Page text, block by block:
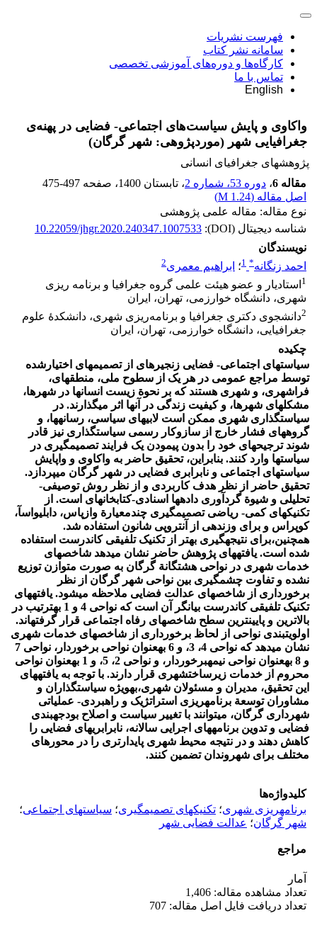
فهرست نشریات
سامانه نشر کتاب
کارگاه‌ها و دوره‌های آموزشی تخصصی
تماس با ما
English
واکاوی و پایش سیاست‌های اجتماعی- فضایی در پهنه‌ی
جغرافیایی شهر (موردپژوهی: شهر گرگان)
پژوهشهای جغرافیای انسانی
مقاله 6
، دوره 53، شماره 2 ، تابستان 1400 ، صفحه 475-497
اصل مقاله (1.24 M
)
نوع مقاله: مقاله علمی پژوهشی
شناسه دیجیتال (DOI):
10.22059/jhgr.2020.240347.1007533
نویسندگان
احمد زنگانه*
1؛ ابراهیم معمری2
1 استادیار و عضو هیئت ‏علمی گروه جغرافیا و برنامه ‏ریزی
شهری، دانشگاه خوارزمی، تهران، ایران
2دانشجوی دکتری جغرافیا و برنامه‌ریزی شهری، دانشکدۀ علوم
جغرافیایی، دانشگاه خوارزمی، تهران، ایران
چکیده
سیاست‏های اجتماعی- فضایی زنجیره‏ای از تصمیم‏های اختیارشده
توسط مراجع عمومی در هر یک از سطوح ملی، منطقه‏ای،
فراشهری، و شهری هستند که بر نحوة زیست انسان‏ها در شهرها،
مشکل‏های شهرها، و کیفیت زندگی در آنها اثر می‏گذارند. در
سیاستگذاری شهری ممکن است لابی‏های سیاسی، رسانه‏ها، و
گروه‏های فشار خارج از سازوکار رسمی سیاست‏گذاری نیز قادر
شوند ترجیح‏های خود را بدون پیمودن یک فرایند تصمیم‏گیری در
سیاست‏ها وارد کنند. بنابراین، تحقیق حاضر به واکاوی و واپایش
سیاست‏های اجتماعی و نابرابری فضایی در شهر گرگان می‏پردازد.
تحقیق حاضر از نظر هدف کاربردی و از نظر روش توصیفی-
تحلیلی و شیوة گردآوری داده‏ها اسنادی-کتابخانه‏ای است. از
تکنیک‏های کمی- ریاضی تصمیم‏گیری چندمعیار ة وازپاس، دابلیو‏اس‏آ،
کوپراس و برای وزندهی از آنتروپی شانون استفاده شد.
همچنین،برای نتیجه‏گیری بهتر از تکنیک تلفیقی کاندرست استفاده
شده است. یافته‏های پژوهش حاضر نشان می‏دهد شاخص‏های
خدمات شهری در نواحی هشتگانة گرگان به صورت متوازن توزیع
نشده و تفاوت چشمگیری بین نواحی شهر گرگان از نظر
برخورداری از شاخص‏های عدالت فضایی ملاحظه می‏شود. یافته‏های
تکنیک تلفیقی کاندرست بیانگر آن است که نواحی 4 و 1 به
ترتیب در
بالاترین و پایین‏ترین سطح شاخص‏های رفاه اجتماعی قرار گرفته‏اند.
اولویت‏بندی نواحی از لحاظ برخورداری از شاخص‏های خدمات شهری
نشان می‏دهد که نواحی 4، 3
، و 6 به
عنوان نواحی برخوردار، نواحی 7
و 8 به
عنوان نواحی نیمه‏برخوردار ، و نواحی 2، 5 ، و 1 به
عنوان نواحی
محروم از خدمات زیرساخت‏شهری قرار دارند. با توجه به یافته‏های
این تحقیق، مدیران و مسئولن شهری،به‏ویژه سیاست‏گذاران و
مشاوران توسعة برنامه‏ریزی استراتژیک و راهبردی- عملیاتی
شهرداری گرگان، می‏توانند با تغییر سیاست و اصلاح بودجه‏بندی
فضایی و تدوین برنامه‏‏های اجرایی سالانه، نابرابری‏های فضایی را
کاهش دهند و در نتیجه محیط شهری پایدارتری را در محور‏های
مختلف برای شهروندان تضمین کنند.
کلیدواژه‌ها
برنامه‏ریزی شهری؛ تکنیک‏های تصمیم‏گیری؛ سیاست‏های اجتماعی؛
شهر گرگان؛ عدالت فضایی شهر
مراجع
آمار
تعداد مشاهده مقاله: 1,406
تعداد دریافت فایل اصل مقاله: 707